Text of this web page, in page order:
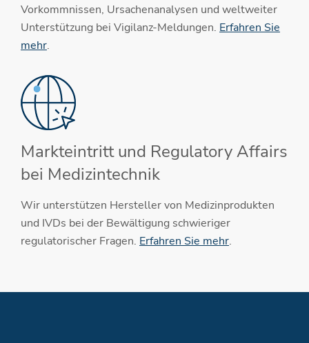
Vorkommnissen, Ursachenanalysen und weltweiter
Unterstützung bei Vigilanz-Meldungen. Erfahren Sie
mehr.
Markteintritt und Regulatory Affairs
bei Medizintechnik
Wir unterstützen Hersteller von Medizinprodukten
und IVDs bei der Bewältigung schwieriger
regulatorischer Fragen. Erfahren Sie mehr.